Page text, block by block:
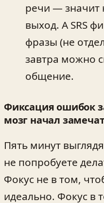
речи — значит
выход. А SRS
фразы (не
завтра можно
общение.
Фиксация ошибок
мозг начал
Пять минут
не попробуете
Фокус не в том,
идеально. Фокус в